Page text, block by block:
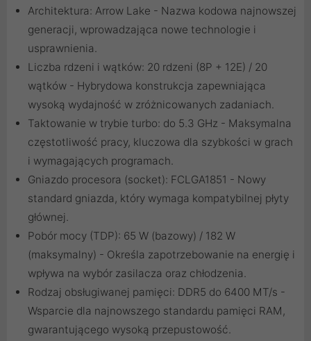
Architektura: Arrow Lake - Nazwa kodowa najnowszej
generacji, wprowadzająca nowe technologie i
usprawnienia.
Liczba rdzeni i wątków: 20 rdzeni (8P + 12E) / 20
wątków - Hybrydowa konstrukcja zapewniająca
wysoką wydajność w zróżnicowanych zadaniach.
Taktowanie w trybie turbo: do 5.3 GHz - Maksymalna
częstotliwość pracy, kluczowa dla szybkości w grach
i wymagających programach.
Gniazdo procesora (socket): FCLGA1851 - Nowy
standard gniazda, który wymaga kompatybilnej płyty
głównej.
Pobór mocy (TDP): 65 W (bazowy) / 182 W
(maksymalny) - Określa zapotrzebowanie na energię i
wpływa na wybór zasilacza oraz chłodzenia.
Rodzaj obsługiwanej pamięci: DDR5 do 6400 MT/s -
Wsparcie dla najnowszego standardu pamięci RAM,
gwarantującego wysoką przepustowość.